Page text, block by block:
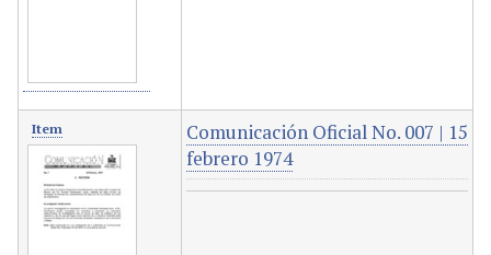
Item
Comunicación Oficial No. 007 | 15
febrero 1974